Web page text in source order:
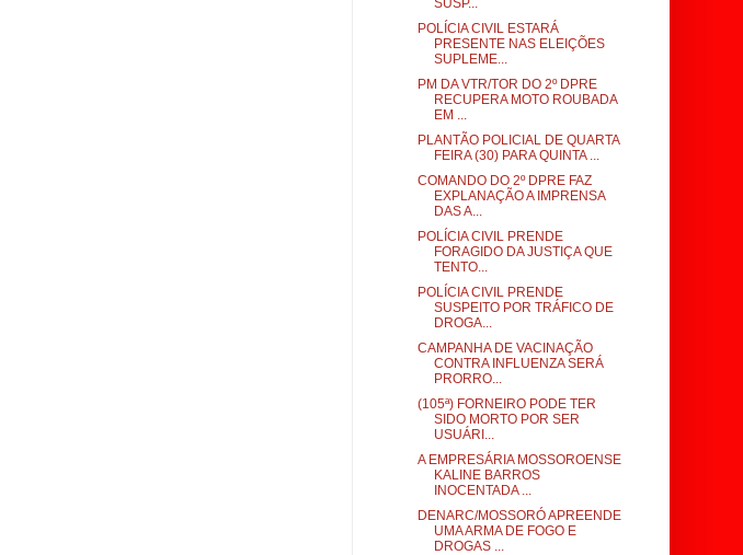
SUSP...
POLÍCIA CIVIL ESTARÁ
PRESENTE NAS ELEIÇÕES
SUPLEME...
PM DA VTR/TOR DO 2º DPRE
RECUPERA MOTO ROUBADA
EM ...
PLANTÃO POLICIAL DE QUARTA
FEIRA (30) PARA QUINTA ...
COMANDO DO 2º DPRE FAZ
EXPLANAÇÃO A IMPRENSA
DAS A...
POLÍCIA CIVIL PRENDE
FORAGIDO DA JUSTIÇA QUE
TENTO...
POLÍCIA CIVIL PRENDE
SUSPEITO POR TRÁFICO DE
DROGA...
CAMPANHA DE VACINAÇÃO
CONTRA INFLUENZA SERÁ
PRORRO...
(105ª) FORNEIRO PODE TER
SIDO MORTO POR SER
USUÁRI...
A EMPRESÁRIA MOSSOROENSE
KALINE BARROS
INOCENTADA ...
DENARC/MOSSORÓ APREENDE
UMA ARMA DE FOGO E
DROGAS ...